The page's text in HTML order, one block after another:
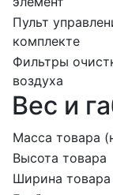
Пульт
комплекте
Фильтры
воздуха
Вес и
Масса товара
Высота товара
Ширина товара